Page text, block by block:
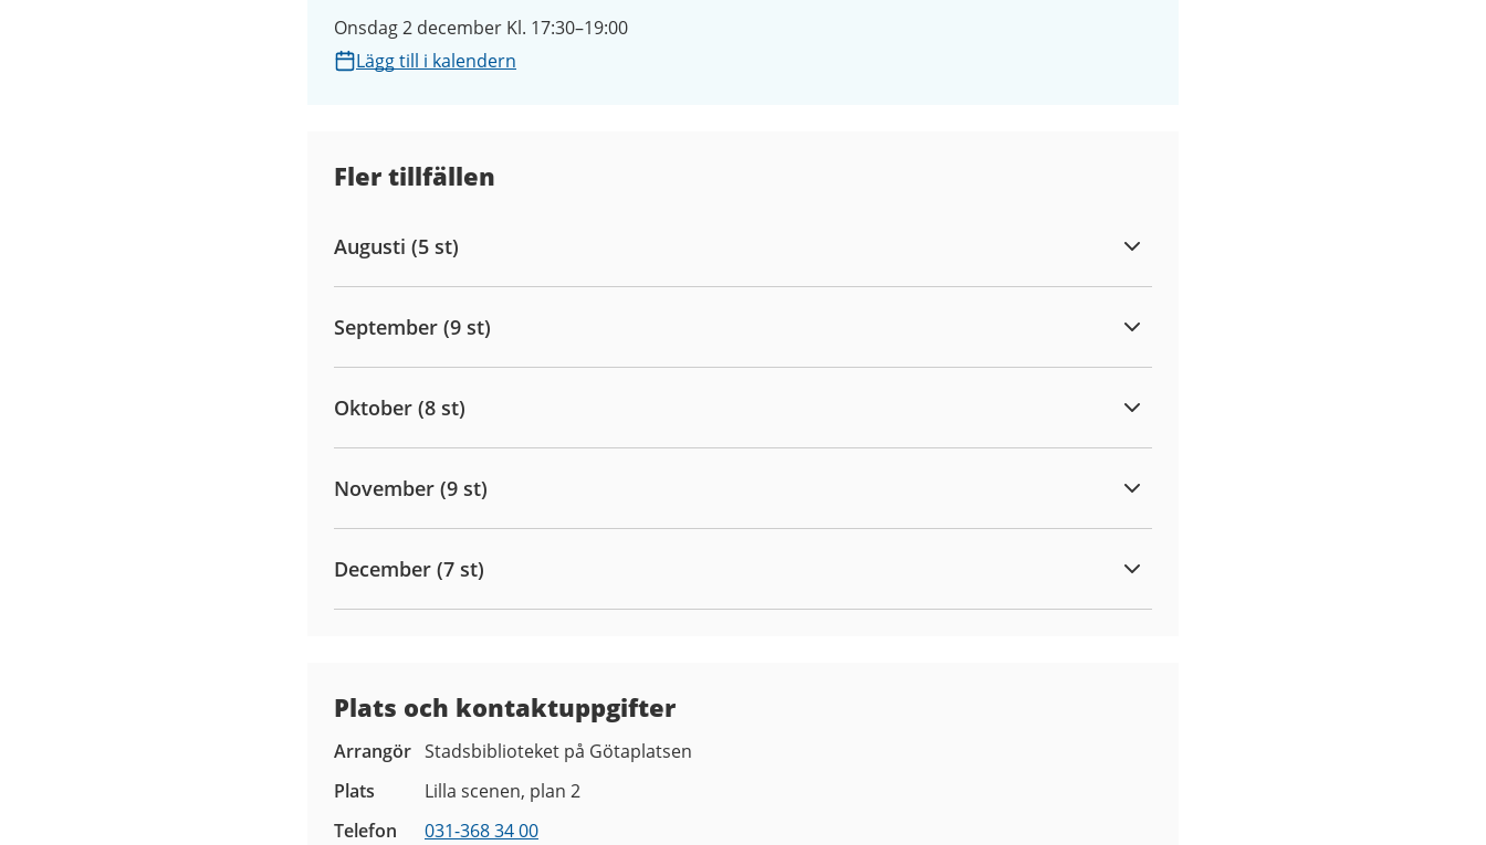
Onsdag 2 december Kl. 17:30–19:00
Lägg till i kalendern
Fler tillfällen
Augusti (5 st)
September (9 st)
Oktober (8 st)
November (9 st)
December (7 st)
Plats och kontaktuppgifter
Arrangör Stadsbiblioteket på Götaplatsen
Plats
Lilla scenen, plan 2
Telefon
031-368 34 00